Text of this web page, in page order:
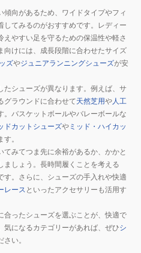
向があるため、ワイドタイプやフィ
してみるのがおすすめです。レディー
やすい足を守るための保温性や軽さ
向けには、成長段階に合わせたサイズ
ズやジュニアランニングシューズが安
たシューズが異なります。例えば、サ
グラウンドに合わせて天然芝用や人工
。バスケットボールやバレーボールな
ドカットシューズや ミッド・ハイカッ
。
みてつま先に余裕があるか、かかと
しょう。長時間履くことを考える
す。さらに、シューズの手入れや快適
レース といったアクセサリーも活用す
合ったシューズを選ぶことが、快適で
になるカテゴリーがあれば、ぜひシ
い。